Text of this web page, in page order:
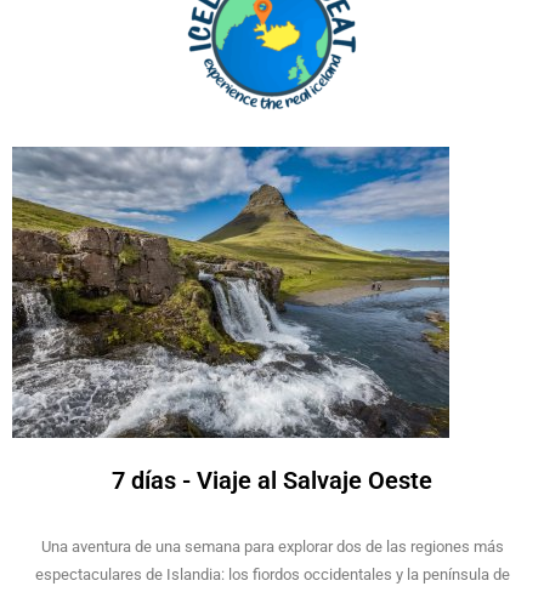
7 días - Viaje al Salvaje Oeste
Una aventura de una semana para explorar dos de las regiones más
espectaculares de Islandia: los fiordos occidentales y la península de